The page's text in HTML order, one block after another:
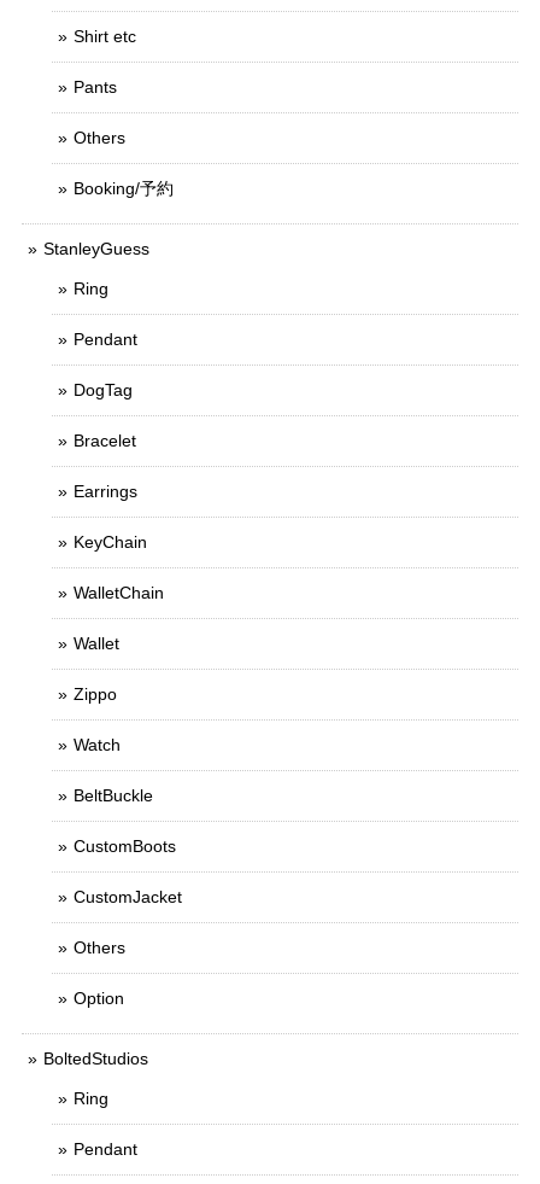
Shirt etc
Pants
Others
Booking/予約
StanleyGuess
Ring
Pendant
DogTag
Bracelet
Earrings
KeyChain
WalletChain
Wallet
Zippo
Watch
BeltBuckle
CustomBoots
CustomJacket
Others
Option
BoltedStudios
Ring
Pendant